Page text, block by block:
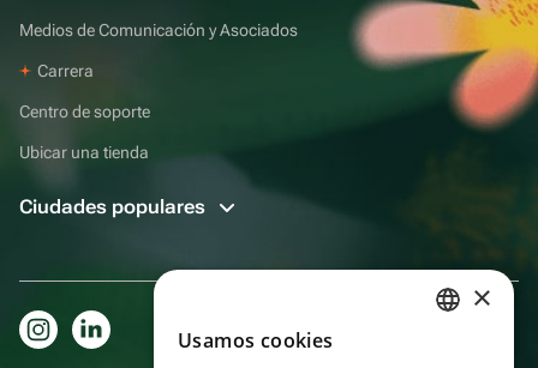
Medios de Comunicación y Asociados
Carrera
Centro de soporte
Ubicar una tienda
Ciudades populares
×
Usamos cookies